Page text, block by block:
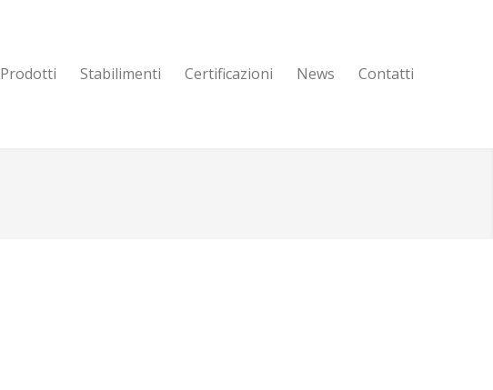
Prodotti Stabilimenti Certificazioni News Contatti